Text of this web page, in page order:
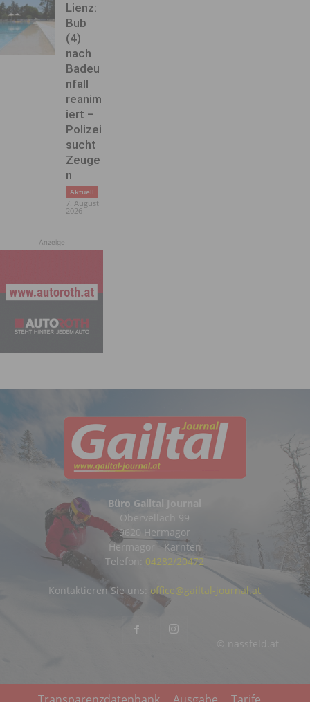
Lienz:
Bub
(4)
nach
Badeu
nfall
reanim
iert –
Polizei
sucht
Zeuge
n
Aktuell
7. August
2026
Anzeige
Büro Gailtal Journal
Obervellach 99
9620 Hermagor
Hermagor - Kärnten
Telefon: 04282/20472
© nassfeld.at
Kontaktieren Sie uns: office@gailtal-journal.at